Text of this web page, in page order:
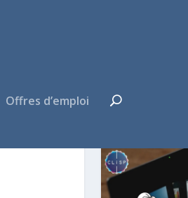
Offres d’emploi